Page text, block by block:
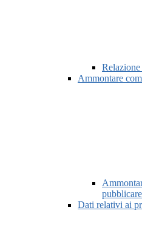
Ammontare
Dati relativi ai